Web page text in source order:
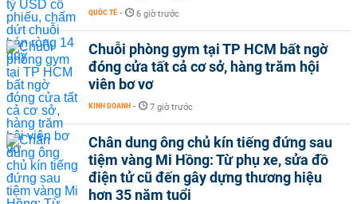
QUỐC TẾ - 6 giờ trước
Chuỗi phòng gym tại TP HCM bất ngờ
đóng cửa tất cả cơ sở, hàng trăm hội
viên bơ vơ
KINH DOANH - 7 giờ trước
Chân dung ông chủ kín tiếng đứng sau
tiệm vàng Mi Hồng: Từ phụ xe, sửa đồ
điện tử cũ đến gây dựng thương hiệu
hơn 35 năm tuổi